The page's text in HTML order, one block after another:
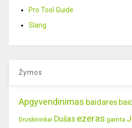
Pro Tool Guide
Slang
Žymos
Apgyvendinimas baidares
Druskininkai Dušas ezeras gamta